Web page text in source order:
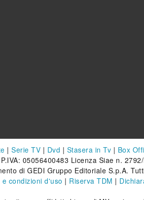
| Serie TV | Dvd | Stasera in Tv | Box
05056400483 Licenza Siae n.
di GEDI Gruppo Editoriale S.p.A.
e condizioni d'uso | Riserva TDM |